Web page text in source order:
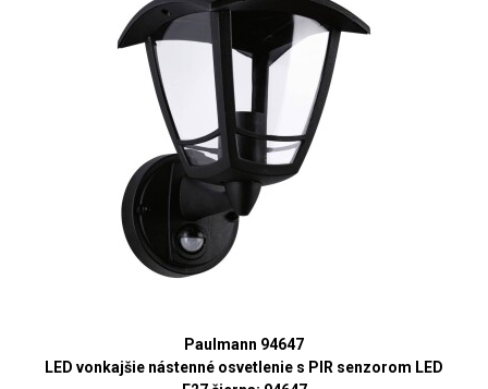
Paulmann 94647
LED vonkajšie nástenné osvetlenie s PIR senzorom LED